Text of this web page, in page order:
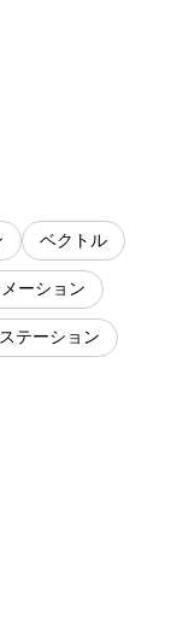
ベクトル
ーション
テーション